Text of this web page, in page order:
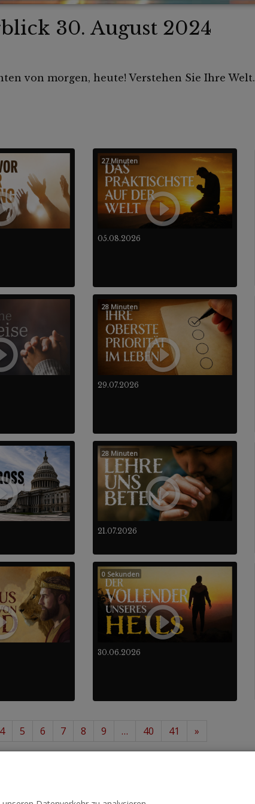
30. August 2024
von morgen, heute! Verstehen Sie Ihre Welt.
05.08.2026
27 Minuten
29.07.2026
28 Minuten
21.07.2026
28 Minuten
30.06.2026
0 Sekunden
4 5 6 7 8 9 … 40 41
»